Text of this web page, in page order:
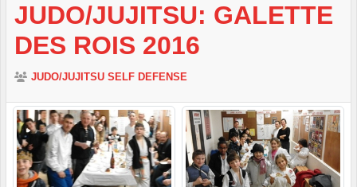
JUDO/JUJITSU: GALETTE
DES ROIS 2016
JUDO/JUJITSU SELF DEFENSE